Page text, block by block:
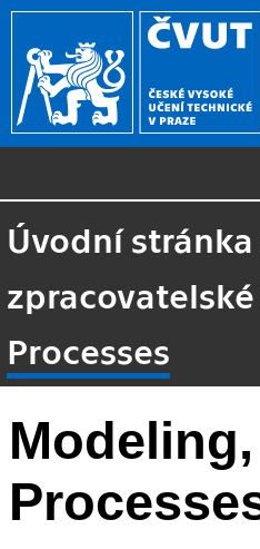
Úvodní stránka
Processes